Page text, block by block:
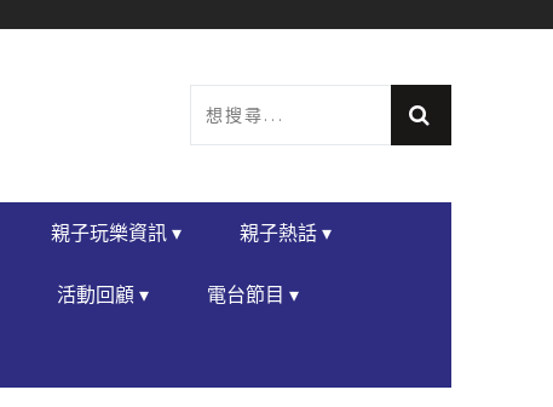
親子玩樂資訊 ▾ 親子熱話 ▾
活動回顧 ▾ 電台節目 ▾